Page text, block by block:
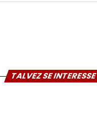
TALVEZ SE INTERESSE